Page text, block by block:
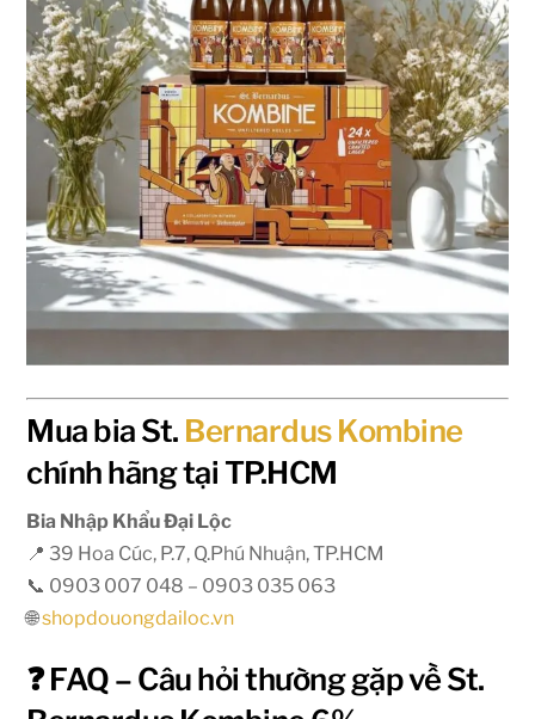
Mua bia St. Bernardus Kombine
chính hãng tại TP.HCM
Bia Nhập Khẩu Đại Lộc
📍 39 Hoa Cúc, P.7, Q.Phú Nhuận, TP.HCM
📞 0903 007 048 – 0903 035 063
🌐shopdouongdailoc.vn
❓ FAQ – Câu hỏi thường gặp về St.